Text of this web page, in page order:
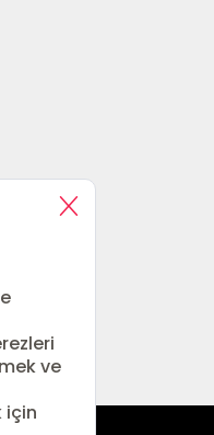
ve
için